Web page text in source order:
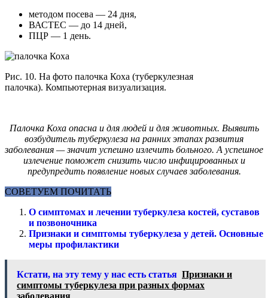
методом посева — 24 дня,
ВАСТЕС — до 14 дней,
ПЦР — 1 день.
Рис. 10. На фото палочка Коха (туберкулезная
палочка). Компьютерная визуализация.
Палочка Коха опасна и для людей и для животных. Выявить
возбудитель туберкулеза на ранних этапах развития
заболевания — значит успешно излечить больного. А успешное
излечение поможет снизить число инфицированных и
предупредить появление новых случаев заболевания.
СОВЕТУЕМ ПОЧИТАТЬ
О симптомах и лечении туберкулеза костей, суставов
и позвоночника
Признаки и симптомы туберкулеза у детей. Основные
меры профилактики
Кстати, на эту тему у нас есть статья Признаки и
симптомы туберкулеза при разных формах